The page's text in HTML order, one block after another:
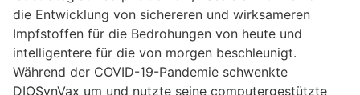
die Entwicklung von sichereren und wirksameren
Impfstoffen für die Bedrohungen von heute und
intelligentere für die von morgen beschleunigt.
Während der COVID-19-Pandemie schwenkte
DIOSynVax um und nutzte seine computergestützte